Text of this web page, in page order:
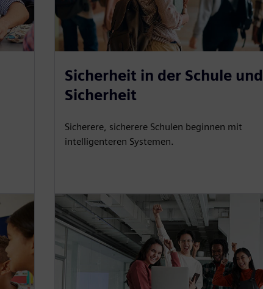
Sicherheit in der Schule und
Sicherheit
Sicherere, sicherere Schulen beginnen mit
intelligenteren Systemen.